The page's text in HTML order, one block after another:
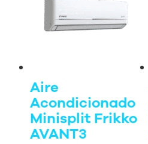
Aire
Acondicionado
Minisplit Frikko
AVANT3